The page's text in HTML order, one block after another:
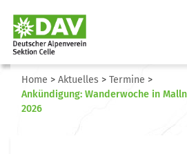
Home > Aktuelles > Termine >
Ankündigung: Wanderwoche in
2026